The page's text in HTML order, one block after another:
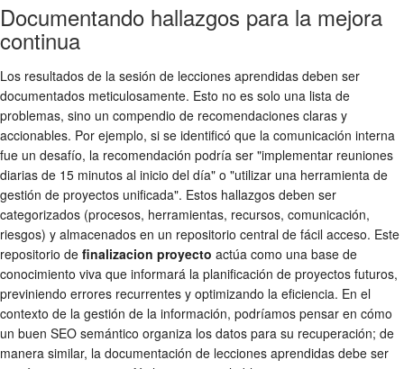
Documentando hallazgos para la mejora
continua
Los resultados de la sesión de lecciones aprendidas deben ser
documentados meticulosamente. Esto no es solo una lista de
problemas, sino un compendio de recomendaciones claras y
accionables. Por ejemplo, si se identificó que la comunicación interna
fue un desafío, la recomendación podría ser "implementar reuniones
diarias de 15 minutos al inicio del día" o "utilizar una herramienta de
gestión de proyectos unificada". Estos hallazgos deben ser
categorizados (procesos, herramientas, recursos, comunicación,
riesgos) y almacenados en un repositorio central de fácil acceso. Este
repositorio de finalizacion proyecto actúa como una base de
conocimiento viva que informará la planificación de proyectos futuros,
previniendo errores recurrentes y optimizando la eficiencia. En el
contexto de la gestión de la información, podríamos pensar en cómo
un buen SEO semántico organiza los datos para su recuperación; de
manera similar, la documentación de lecciones aprendidas debe ser